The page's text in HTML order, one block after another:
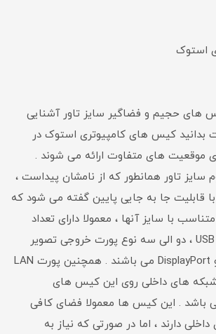
استوک
های حجیم و فضاگیر سایز تاور آشنایی
بدانید کیس های کامپیوتری استوک در
موقعیت های متفاوت ارائه می شوند .
تاور همانطور که از نامشان پیداست ،
قابلیت جا به جایی پایین گفته می شود که
با سایز آنها ، معمولا دارای تعداد
قابل توجه ای پورت USB ، دو الی سه نوع پورت خروجی تصویر
مانند HDMI ، VGA و DisplayPort می باشند . همچنین پورت LAN
های داخلی روی این کیس های
باشد . این کیس ها معمولا فضای کافی
دارند ، اما در صورتی که نیاز به